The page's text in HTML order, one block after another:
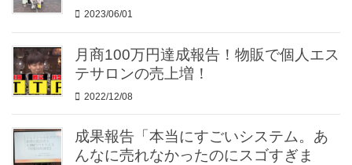
2023/06/01
月商100万円達成報告！物販で個人エス
テサロンの売上増！
2022/12/08
成果報告「本当にすごいシステム。あ
んなに売れなかったのにスゴすぎま